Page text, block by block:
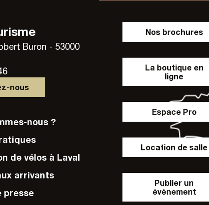
Buron - 53000
nous
nous ?
de vélos à Laval
arrivants
presse
Nos brochures
La boutique en
ligne
Espace Pro
Location de salle
Publier un
événement